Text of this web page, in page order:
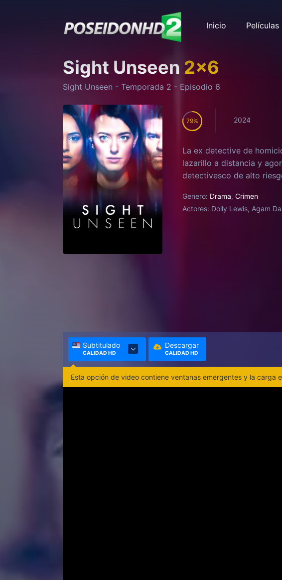
Inicio Películas
Sight Unseen 2x6
Sight Unseen - Temporada 2 - Episodio 6
79 2024
La ex detective de
lazarillo a distancia y
detectivesco de alto
Genero: Drama, Crimen
Actores: Dolly Lewis, Agam
Subtitulado
CALIDAD HD
Descargar
CALIDAD HD
Esta opción de video contiene ventanas emergentes y la carga